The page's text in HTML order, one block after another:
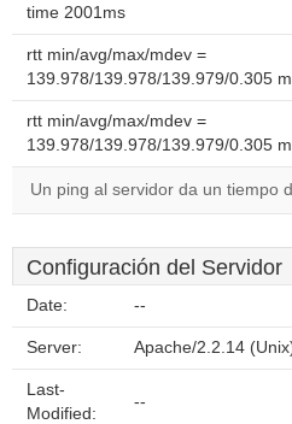
time 2001ms
rtt min/avg/max/mdev =
139.978/139.978/139.979/0.305
rtt min/avg/max/mdev =
139.978/139.978/139.979/0.305
Un ping al servidor da un tiempo
Configuración del Servidor
Date: --
Server: Apache/2.2.14
Last-
Modified:
--